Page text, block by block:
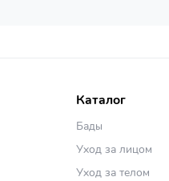
Каталог
Бады
Уход за лицом
Уход за телом